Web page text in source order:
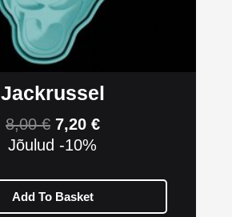
Jackrussel
8,00€ 7,20 €
Jõulud -10%
Add To Basket